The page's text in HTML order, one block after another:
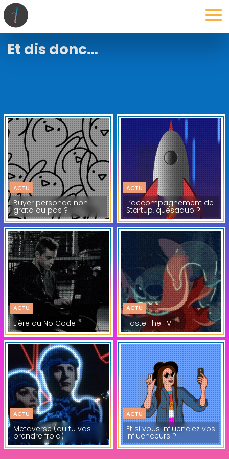
Et dis donc…
ACTU
Buyer personae non
grata ou pas ?
ACTU
L’accompagnement de
Startup, quesaquo ?
ACTU
L’ère du No Code
ACTU
Taste The TV
ACTU
Metaverse (ou tu vas
prendre froid)
ACTU
Et si vous influenciez vos
influenceurs ?